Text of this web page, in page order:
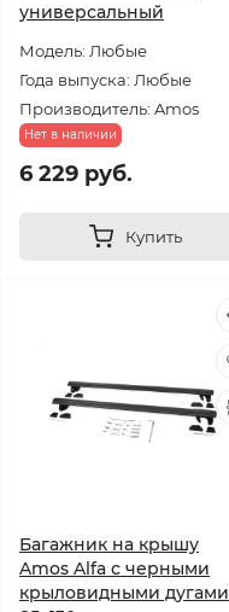
универсальный
Модель: Любые
Года выпуска: Любые
Производитель: Amos
Нет в наличии
6 229 руб.
Купить
Багажник на крышу
Amos Alfa с черными
крыловидными дугами